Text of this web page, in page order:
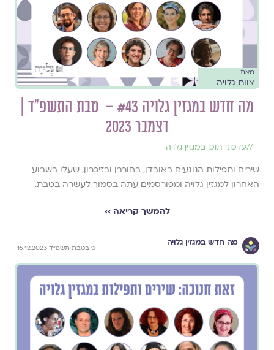
מאת
צוות גלויה
מה חדש במגזין גלויה #43 – טבת התשפ״ד |
דצמבר 2023
//עדכוני תוכן במגזין גלויה
שירים ותפילות הנוגעים באובדן, בחורבן ובזיכרון, שעלו בשבוע
האחרון למגזין גלויה ומפורסמים עתה בסמוך לעשרה בטבת.
להמשך קריאה ››
מה חדש במגזין גלויה
ג׳ בטבת תשפ״ד 15.12.2023